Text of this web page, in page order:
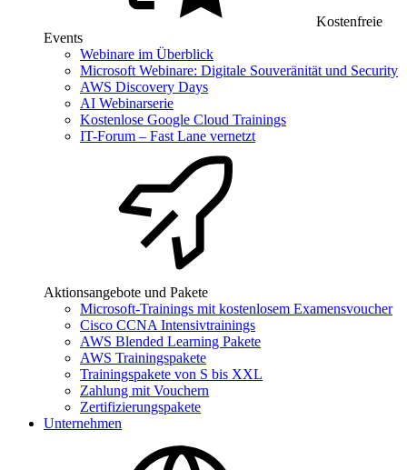
Kostenfreie
Events
Webinare im Überblick
Microsoft Webinare: Digitale Souveränität und Security
AWS Discovery Days
AI Webinarserie
Kostenlose Google Cloud Trainings
IT-Forum – Fast Lane vernetzt
Aktionsangebote und Pakete
Microsoft-Trainings mit kostenlosem Examensvoucher
Cisco CCNA Intensivtrainings
AWS Blended Learning Pakete
AWS Trainingspakete
Trainingspakete von S bis XXL
Zahlung mit Vouchern
Zertifizierungspakete
Unternehmen